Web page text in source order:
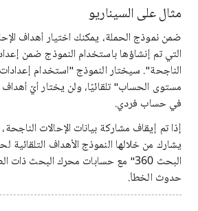
مثال على السيناريو
ضمن نموذج الحملة، يمكنك اختيار أهداف
التي تم إنشاؤها باستخدام النموذج ضمن
الناجحة". سيختار النموذج "استخدام إعدادات
مستوى الحساب" تلقائيًا، ولن يختار أيّ
في حساب فردي.
إذا تم إيقاف مشاركة بيانات الإحالات
يشارك من خلالها النموذج الأهداف
البحث 360" مع حسابات محرك البحث
حدوث الخطأ.